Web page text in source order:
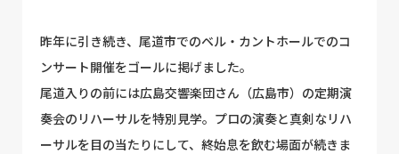
昨年に引き続き、尾道市でのベル・カントホールでのコ
ンサート開催をゴールに掲げました。
尾道入りの前には広島交響楽団さん（広島市）の定期演
奏会のリハーサルを特別見学。プロの演奏と真剣なリハ
ーサルを目の当たりにして、終始息を飲む場面が続きま